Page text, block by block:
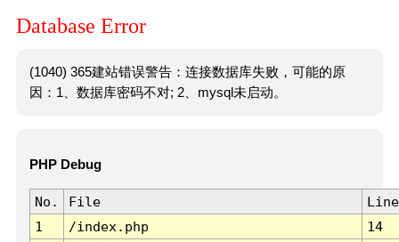
Database Error
(1040) 365建站错误警告：连接数据库失败，可能的原
因：1、数据库密码不对; 2、mysql未启动。
PHP Debug
No. File
Line
1
/index.php 14